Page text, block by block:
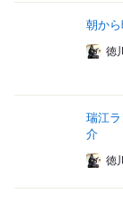
朝か
徳
瑞江
介
徳